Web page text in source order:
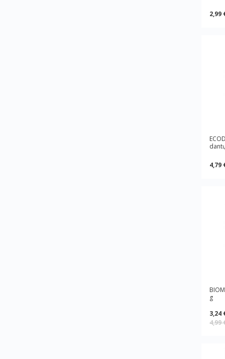
2,99
4,79
g
3,24
4,99